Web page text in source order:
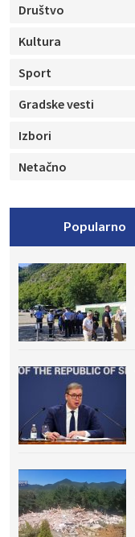
Društvo
Kultura
Sport
Gradske vesti
Izbori
Netačno
Popularno